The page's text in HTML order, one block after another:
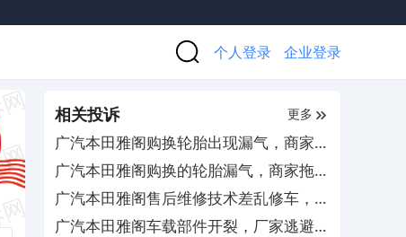
个人登录 企业登录
相关投诉 更多
广汽本田雅阁购换轮胎出现漏气，商家推
诿检测责任且拒绝退换货
广汽本田雅阁购换的轮胎漏气，商家拖延
检测拒担责
广汽本田雅阁售后维修技术差乱修车，厂
家需严惩处罚相关人员
广汽本田雅阁车载部件开裂，厂家逃避责